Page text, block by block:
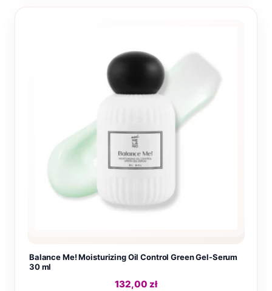
Balance Me! Moisturizing Oil Control Green Gel-Serum
30 ml
132,00 zł